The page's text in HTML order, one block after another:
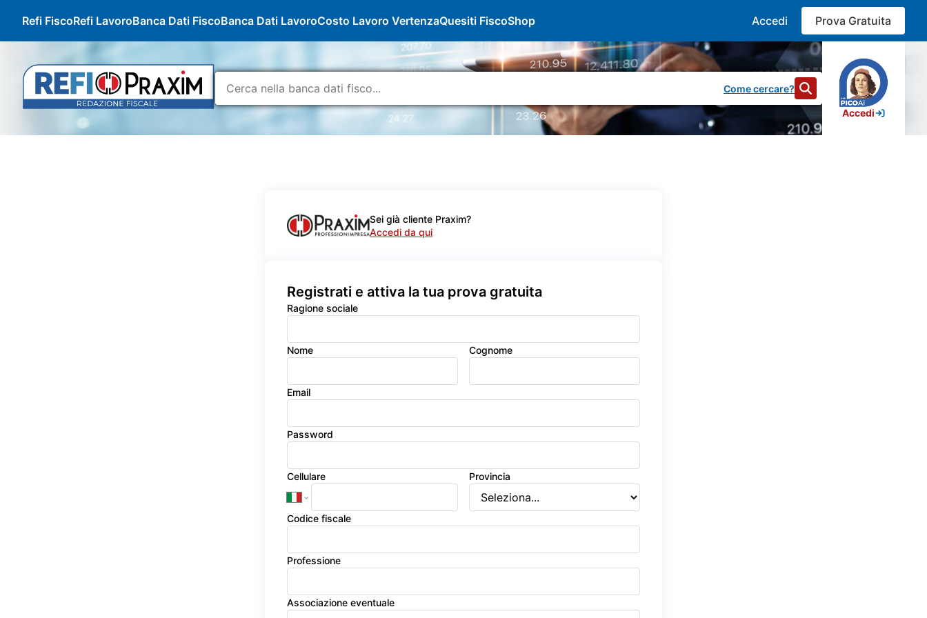
Refi FiscoRefi LavoroBanca Dati FiscoBanca Dati LavoroCosto Lavoro VertenzaQuesiti FiscoShop Accedi Prova Gratuita
Come cercare?
Accedi
Sei già cliente Praxim?
Accedi da qui
Registrati e attiva la tua prova gratuita
Ragione sociale
Nome Cognome
Email
Password
Cellulare Provincia
Codice fiscale
Professione
Associazione eventuale